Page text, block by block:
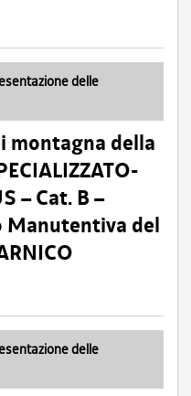
delle
montagna della
– Cat. B –
Manutentiva del
delle